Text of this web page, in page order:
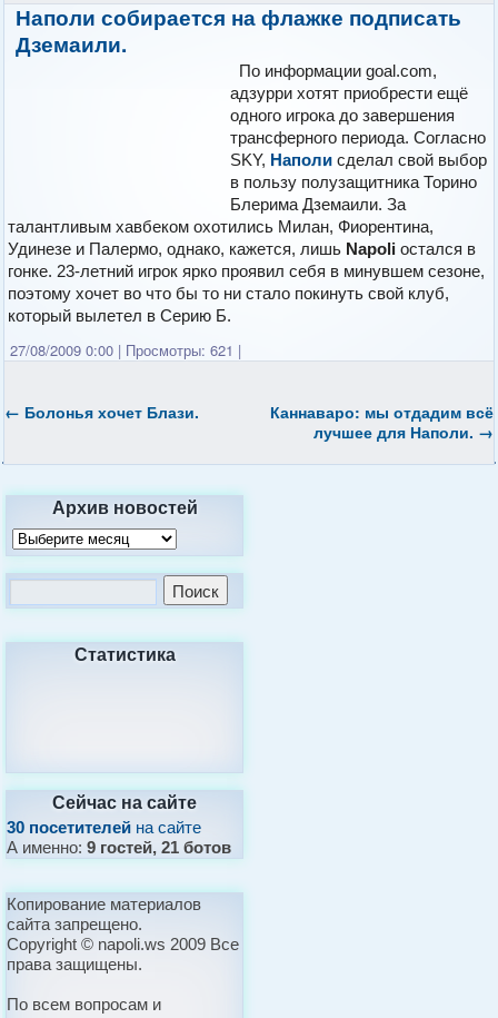
Наполи собирается на флажке подписать
Дземаили.
По информации goal.com,
адзурри хотят приобрести ещё
одного игрока до завершения
трансферного периода. Согласно
SKY, Наполи сделал свой выбор
в пользу полузащитника Торино
Блерима Дземаили. За
талантливым хавбеком охотились Милан, Фиорентина,
Удинезе и Палермо, однако, кажется, лишь Napoli остался в
гонке. 23-летний игрок ярко проявил себя в минувшем сезоне,
поэтому хочет во что бы то ни стало покинуть свой клуб,
который вылетел в Серию Б.
27/08/2009 0:00 | Просмотры: 621 |
← Болонья хочет Блази.
Каннаваро: мы отдадим всё
лучшее для Наполи. →
Архив новостей
Статистика
Сейчас на сайте
30 посетителей на сайте
А именно:9 гостей, 21 ботов
Копирование материалов
сайта запрещено.
Copyright © napoli.ws 2009 Все
права защищены.
По всем вопросам и